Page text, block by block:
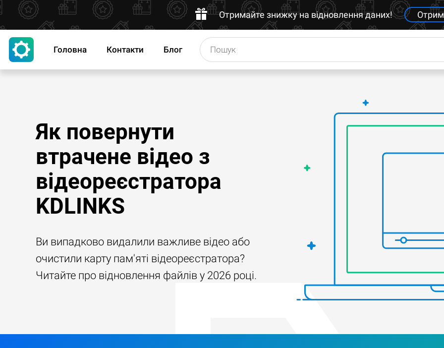
Отримайте знижку на відновлення даних!
Головна Контакти Блог
Як повернути
втрачене відео з
відеореєстратора
KDLINKS
Ви випадково видалили важливе відео або
очистили карту пам'яті відеореєстратора?
Читайте про відновлення файлів у 2026 році.